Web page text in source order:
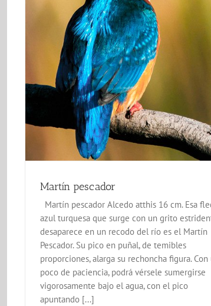
Martín pescador
Martín pescador Alcedo atthis 16 cm. Esa
azul turquesa que surge con un grito
desaparece en un recodo del río es el Martín
Pescador. Su pico en puñal, de temibles
proporciones, alarga su rechoncha figura. Con
poco de paciencia, podrá vérsele sumergirse
vigorosamente bajo el agua, con el pico
apuntando [...]